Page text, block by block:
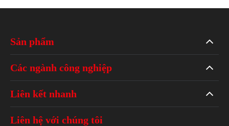
Sản phẩm
Các ngành công nghiệp
Liên kết nhanh
Liên hệ với chúng tôi